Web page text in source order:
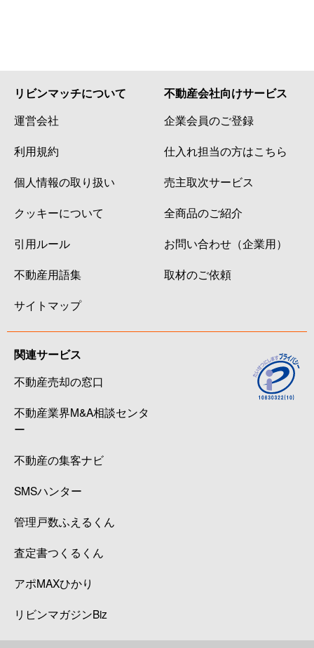
リビンマッチについて
運営会社
利用規約
個人情報の取り扱い
クッキーについて
引用ルール
不動産用語集
サイトマップ
不動産会社向けサービス
企業会員のご登録
仕入れ担当の方はこちら
売主取次サービス
全商品のご紹介
お問い合わせ（企業用）
取材のご依頼
関連サービス
不動産売却の窓口
不動産業界M&A相談センタ
ー
不動産の集客ナビ
SMSハンター
管理戸数ふえるくん
査定書つくるくん
アポMAXひかり
リビンマガジンBiz